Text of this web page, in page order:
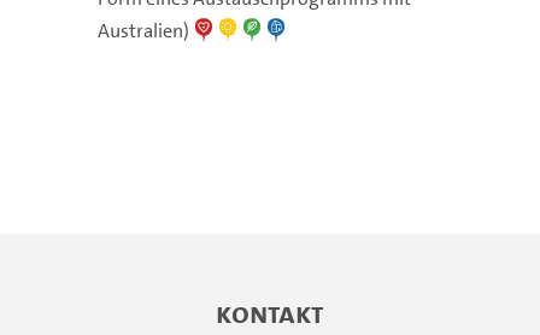
Australien)
Kontakt